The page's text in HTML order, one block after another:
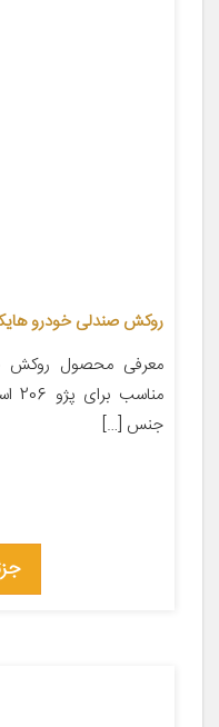
روکش صندلی خودرو هایکو
معرفی محصول روکش
جنس […]